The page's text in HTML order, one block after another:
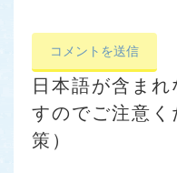
日本語が含ま
すのでご注意
策）